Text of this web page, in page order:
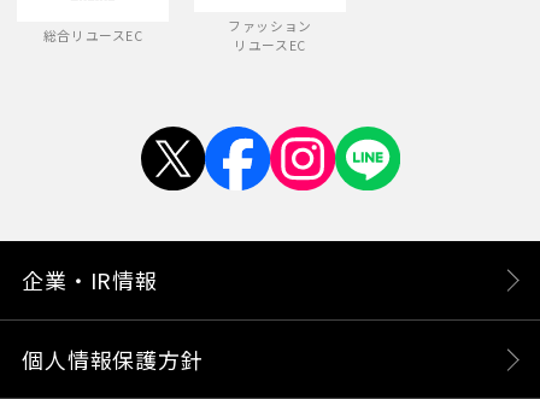
総合リユースEC
ファッション
リユースEC
企業・IR情報
個人情報保護方針